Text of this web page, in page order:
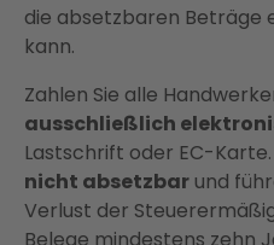
die absetzbaren Beträge
kann.
Zahlen Sie alle
ausschließlich
Lastschrift oder EC-Karte.
nicht absetzbar und
Verlust der